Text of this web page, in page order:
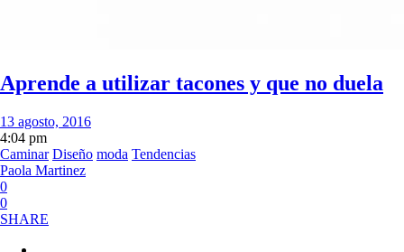
Aprende a utilizar tacones y que no duela
13 agosto, 2016
4:04 pm
Caminar Diseño moda Tendencias
Paola Martinez
0
0
SHARE